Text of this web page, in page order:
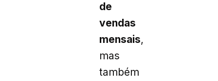
de
vendas
mensais,
mas
também